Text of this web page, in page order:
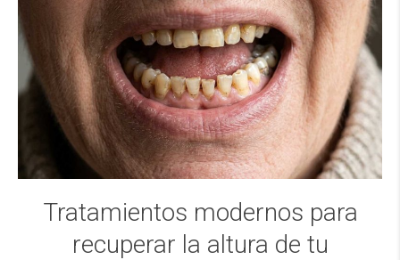
Tratamientos modernos para
recuperar la altura de tu